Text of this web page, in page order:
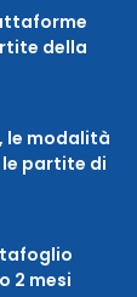
della
le modalità
partite di
2 mesi